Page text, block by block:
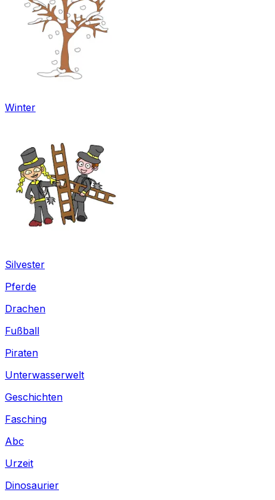
Winter
Silvester
Pferde
Drachen
Fußball
Piraten
Unterwasserwelt
Geschichten
Fasching
Abc
Urzeit
Dinosaurier